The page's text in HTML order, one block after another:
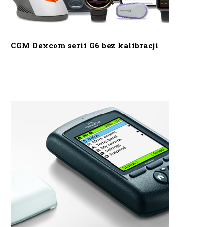
CGM Dexcom serii G6 bez kalibracji